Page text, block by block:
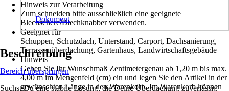
Hinweis zur Verarbeitung
Zum schneiden bitte ausschließlich eine geeignete
Blechschere/Blechknabber verwenden.
Geeignet für
Schuppen, Schutzdach, Unterstand, Carport, Dachsanierung,
Terrassenüberdachung, Gartenhaus, Landwirtschaftsgebäude
Hinweis
Geben Sie Ihr Wunschmaß Zentimetergenau ab 1,20 m bis max.
4,00 m im Mengenfeld (cm) ein und legen Sie den Artikel in der
gewünschten Länge in den Warenkorb. Im Warenkorb können
Dokument
Beschreibung
Bereich überspringen
Suchst Du eine stabile Lösung, die Deine Überdachung zuverlässig